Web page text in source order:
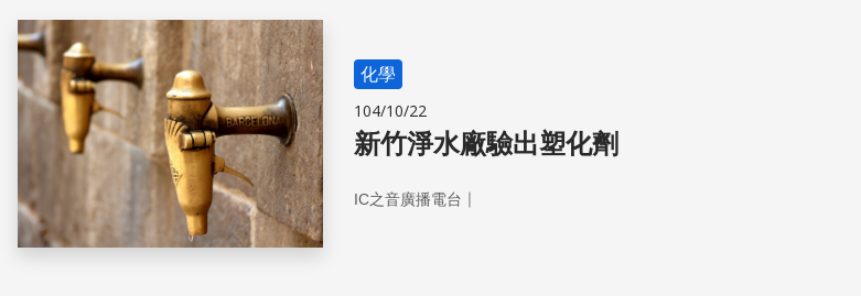
化學
104/10/22
新竹淨水廠驗出塑化劑
IC之音廣播電台 ｜